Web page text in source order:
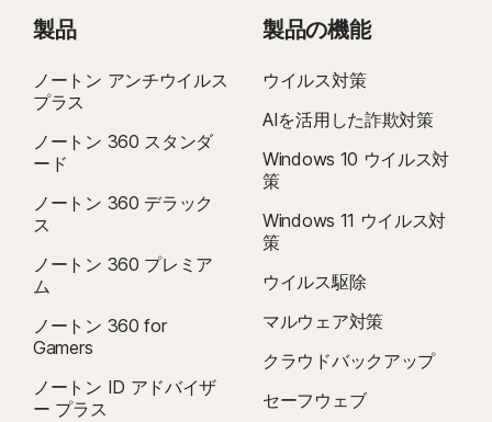
製品
ノートン アンチウイルス
プラス
ノートン 360 スタンダ
ード
ノートン 360 デラック
ス
ノートン 360 プレミア
ム
ノートン 360 for
Gamers
ノートン ID アドバイザ
ー プラス
製品の機能
ウイルス対策
AIを活用した詐欺対策
Windows 10 ウイルス対
策
Windows 11 ウイルス対
策
ウイルス駆除
マルウェア対策
クラウドバックアップ
セーフウェブ